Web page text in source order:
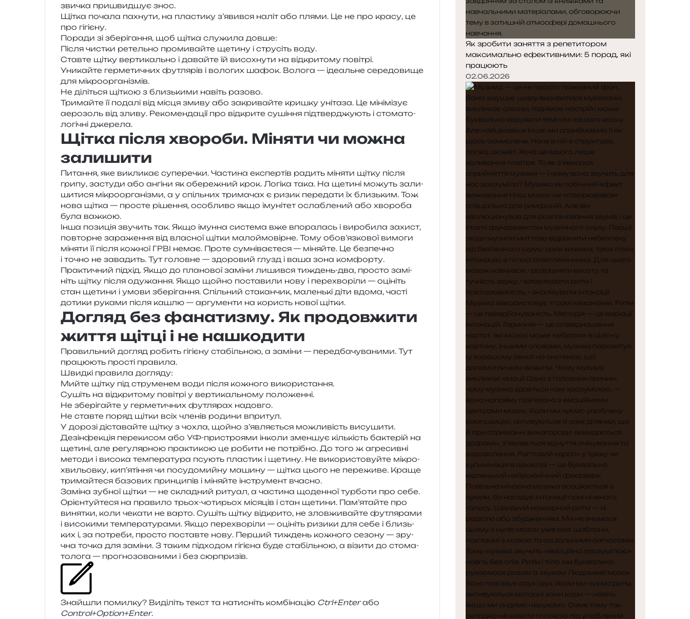
зви­чка при­швид­шує знос.
Щітка поча­ла пахну­ти, на пла­сти­ку з’явився наліт або плями. Це не про красу, це
про гігієну.
Поради зі збе­рі­га­н­ня, щоб щітка слу­жи­ла довше:
Після чис­тки ретель­но про­ми­вай­те щети­ну і стру­сіть воду.
Ставте щітку вер­ти­каль­но і давай­те їй висо­хну­ти на від­кри­то­му повітрі.
Уникайте гер­ме­ти­чних футля­рів і воло­гих шафок. Волога — іде­аль­не сере­до­ви­ще
для мікроорганізмів.
Не ділі­ться щіткою з близь­ки­ми навіть разово.
Тримайте її пода­лі від місця змиву або закри­вай­те кри­шку уні­та­за. Це міні­мі­зує
аеро­золь від зливу. Рекомендації про від­кри­те суші­н­ня під­твер­джу­ють і сто­ма­то­
ло­гі­чні джерела.
Щітка після хвороби. Міняти чи можна
залишити
Питання, яке викли­кає супе­ре­чки. Частина екс­пер­тів радить міня­ти щітку після
грипу, засту­ди або ангі­ни як обе­ре­жний крок. Логіка така. На щети­ні можуть зали­
ши­ти­ся мікро­ор­га­ні­зми, а у спіль­них три­ма­чах є ризик пере­да­ти їх близь­ким. Тож
нова щітка — про­сте ріше­н­ня, осо­бли­во якщо іму­ні­тет осла­бле­ний або хво­ро­ба
була важкою.
Інша пози­ція зву­чить так. Якщо імун­на систе­ма вже впо­ра­лась і виро­би­ла захист,
повтор­не зара­же­н­ня від вла­сної щітки мало­ймо­вір­не. Тому обов’язкової вимо­ги
міня­ти її після кожної ГРВІ немає. Проте сум­ні­ва­є­те­ся — міняй­те. Це без­пе­чно
і точно не зава­дить. Тут голов­не — здо­ро­вий глузд і ваша зона комфорту.
Практичний під­хід. Якщо до пла­но­вої замі­ни лишив­ся тиждень-два, про­сто замі­
ніть щітку після оду­жа­н­ня. Якщо щойно поста­ви­ли нову і пере­хво­рі­ли — оці­ніть
стан щети­ни і умови збе­рі­га­н­ня. Спільний ста­кан­чик, малень­кі діти вдома, часті
доти­ки рука­ми після кашлю — аргу­мен­ти на користь нової щітки.
Догляд без фанатизму. Як продовжити
життя щітці і не нашкодити
Правильний догляд робить гігі­є­ну ста­біль­ною, а замі­ни — перед­ба­чу­ва­ни­ми. Тут
пра­цю­ють про­сті правила.
Швидкі пра­ви­ла догляду:
Мийте щітку під стру­ме­нем води після кожно­го використання.
Сушіть на від­кри­то­му пові­трі у вер­ти­каль­но­му положенні.
Не збе­рі­гай­те у гер­ме­ти­чних футля­рах надовго.
Не став­те поряд щітки всіх чле­нів роди­ни впритул.
У доро­зі діста­вай­те щітку з чохла, щойно з’являється можли­вість висушити.
Дезінфекція пере­ки­сом або УФ-при­стро­я­ми інко­ли змен­шує кіль­кість бакте­рій на
щети­ні, але регу­ляр­ною пра­кти­кою це роби­ти не потрі­бно. До того ж агре­сив­ні
мето­ди і висо­ка тем­пе­ра­ту­ра псу­ють пла­стик і щети­ну. Не вико­ри­сто­вуй­те мікро­
хви­льов­ку, кип’ятіння чи посу­до­мий­ну маши­ну — щітка цього не пере­жи­ве. Краще
три­май­те­ся базо­вих прин­ци­пів і міняй­те інстру­мент вчасно.
Заміна зубної щітки — не скла­дний риту­ал, а части­на щоден­ної тур­бо­ти про себе.
Орієнтуйтеся на пра­ви­ло трьох-чоти­рьох міся­ців і стан щети­ни. Пам’ятайте про
виня­тки, коли чека­ти не варто. Сушіть щітку від­кри­то, не злов­жи­вай­те футля­ра­ми
і висо­ки­ми тем­пе­ра­ту­ра­ми. Якщо пере­хво­рі­ли — оці­ніть ризи­ки для себе і близь­
ких і, за потре­би, про­сто постав­те нову. Перший тиждень кожно­го сезо­ну — зру­
чна точка для замі­ни. З таким під­хо­дом гігі­є­на буде ста­біль­ною, а візи­ти до сто­ма­
то­ло­га — про­гно­зо­ва­ни­ми і без сюрпризів.
Знайшли помил­ку? Виділіть текст та нати­сніть ком­бі­на­цію Ctrl+Enterабо
Control+Option+Enter.
Як зробити заняття з репетитором
максимально ефективними: 5 порад, які
працюють
02.06.2026